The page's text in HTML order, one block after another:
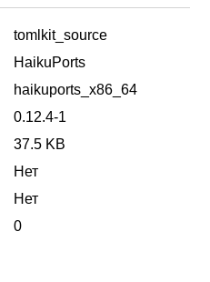
tomlkit_source
HaikuPorts
haikuports_x86_64
0.12.4-1
37.5 KB
Нет
Нет
0